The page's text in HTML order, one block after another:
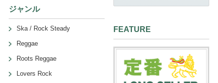
ジャンル
Ska / Rock Steady
Reggae
Roots Reggae
Lovers Rock
FEATURE